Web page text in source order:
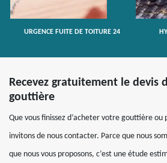
URGENCE FUITE DE TOITURE 24
Recevez gratuitement le devis
gouttière
Que vous finissez d’acheter votre gouttière ou
invitons de nous contacter. Parce que nous
que nous vous proposons, c’est une étude